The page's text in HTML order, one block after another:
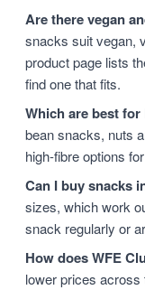
Are there vegan
snacks suit vegan,
product page lists
find one that fits.
Which are best
bean snacks, nuts
high-fibre options
Can I buy snacks
sizes, which work
snack regularly or
How does WFE
lower prices across